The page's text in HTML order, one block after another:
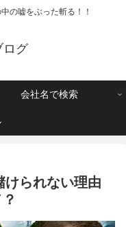
の嘘をぶった斬る！！
ログ
会社名で検索
けられない理由